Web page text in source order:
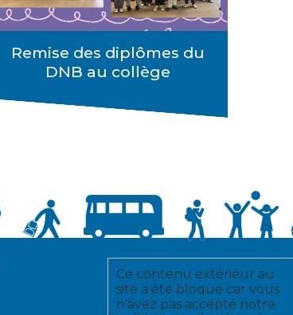
Remise des diplômes du
DNB au collège
Ce contenu extérieur au
site a été bloqué car vous
n'avez pas accepté notre